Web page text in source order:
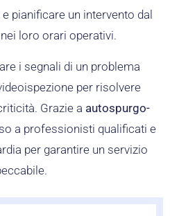
pianificare un intervento dal
nei loro orari operativi.
i segnali di un problema
per risolvere
Grazie a autospurgo-
a professionisti qualificati e
per garantire un servizio